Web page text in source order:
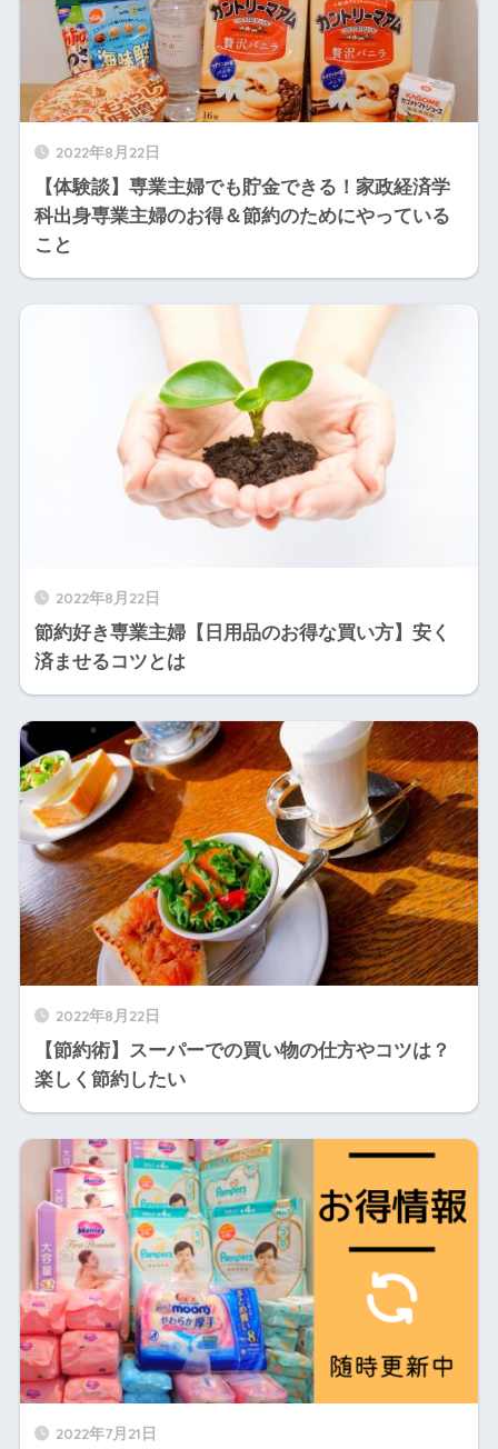
2022年8月22日
【体験談】専業主婦でも貯金できる！家政経済学
科出身専業主婦のお得＆節約のためにやっている
こと
2022年8月22日
節約好き専業主婦【日用品のお得な買い方】安く
済ませるコツとは
2022年8月22日
【節約術】スーパーでの買い物の仕方やコツは？
楽しく節約したい
2022年7月21日